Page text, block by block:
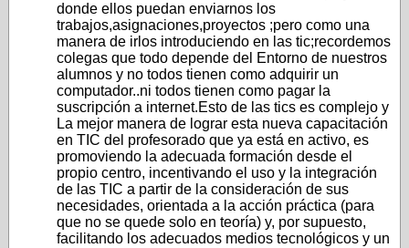
donde ellos puedan enviarnos los
trabajos,asignaciones,proyectos ;pero como una
manera de irlos introduciendo en las tic;recordemos
colegas que todo depende del Entorno de nuestros
alumnos y no todos tienen como adquirir un
computador..ni todos tienen como pagar la
suscripción a internet.Esto de las tics es complejo y
La mejor manera de lograr esta nueva capacitación
en TIC del profesorado que ya está en activo, es
promoviendo la adecuada formación desde el
propio centro, incentivando el uso y la integración
de las TIC a partir de la consideración de sus
necesidades, orientada a la acción práctica (para
que no se quede solo en teoría) y, por supuesto,
facilitando los adecuados medios tecnológicos y un